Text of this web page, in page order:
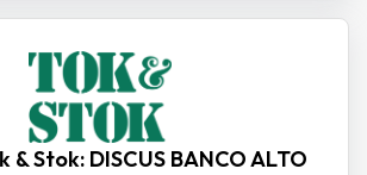
Stok: DISCUS BANCO ALTO